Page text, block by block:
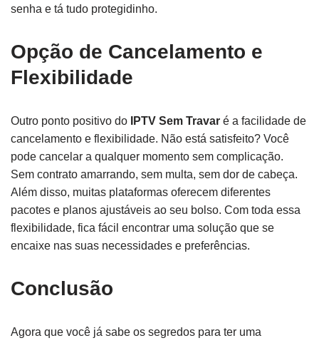
senha e tá tudo protegidinho.
Opção de Cancelamento e
Flexibilidade
Outro ponto positivo do IPTV Sem Travar é a facilidade de
cancelamento e flexibilidade. Não está satisfeito? Você
pode cancelar a qualquer momento sem complicação.
Sem contrato amarrando, sem multa, sem dor de cabeça.
Além disso, muitas plataformas oferecem diferentes
pacotes e planos ajustáveis ao seu bolso. Com toda essa
flexibilidade, fica fácil encontrar uma solução que se
encaixe nas suas necessidades e preferências.
Conclusão
Agora que você já sabe os segredos para ter uma